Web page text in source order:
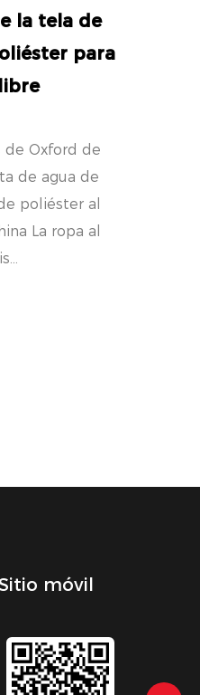
la tela de
para
de Oxford de
de agua de
poliéster al
La ropa al
móvil